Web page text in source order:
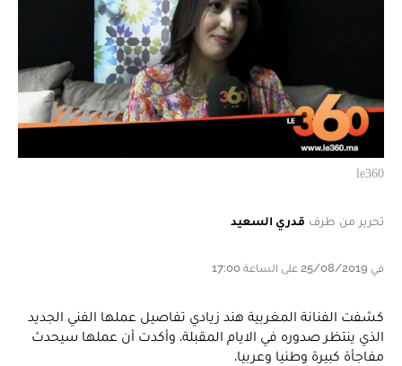
le360
تحرير من طرف قدري السعيد
في 25/08/2019 على الساعة 17:00
كشفت الفنانة المغربية هند زيادي تفاصيل عملها الفني الجديد
الذي ينتظر صدوره في الايام المقبلة. وأكدت أن عملها سيحدث
مفاجأة كبيرة وطنيا وعربيا.